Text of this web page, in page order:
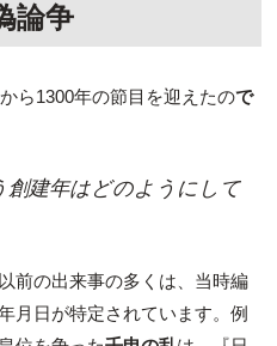
論争
ら1300年の節目を迎えたので
創建年はどのようにして
前の出来事の多くは、当時編
月日が特定されています。例